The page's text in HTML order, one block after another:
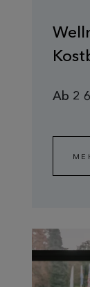
Ab 2